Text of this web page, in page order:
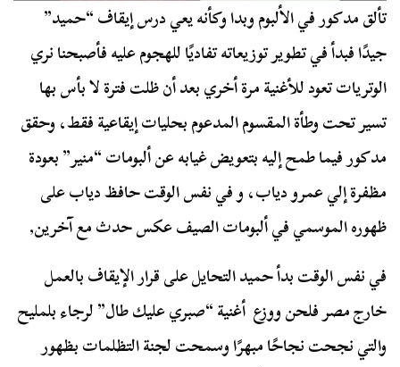
تألق مدكور في الألبوم وبدا وكأنه يعي درس إيقاف “حميد”
جيدًا فبدأ في تطوير توزيعاته تفاديًا للهجوم عليه فأصبحنا نري
الوتريات تعود للأغنية مرة أخري بعد أن ظلت فترة لا بأس بها
تسير تحت وطأة المقسوم المدعوم بحليات إيقاعية فقط، وحقق
مدكور فيما طمح إليه بتعويض غيابه عن ألبومات “منير” بعودة
مظفرة إلي عمرو دياب، و في نفس الوقت حافظ دياب على
ظهوره الموسمي في ألبومات الصيف عكس حدث مع آخرين,
في نفس الوقت بدأ حميد التحايل على قرار الإيقاف بالعمل
خارج مصر فلحن ووزع أغنية “صبري عليك طال” لرجاء بلمليح
والتي نجحت نجاحًا مبهرًا وسمحت لجنة التظلمات بظهور